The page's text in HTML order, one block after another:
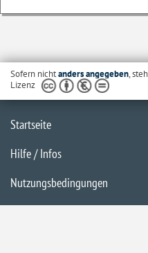
Sofern nichtanders angegeben,
Lizenz
Startseite
Hilfe / Infos
Nutzungsbedingungen